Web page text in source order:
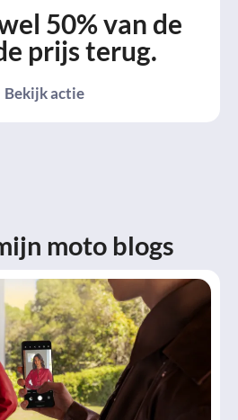
50% van de
prijs terug.
Bekijk actie
moto blogs